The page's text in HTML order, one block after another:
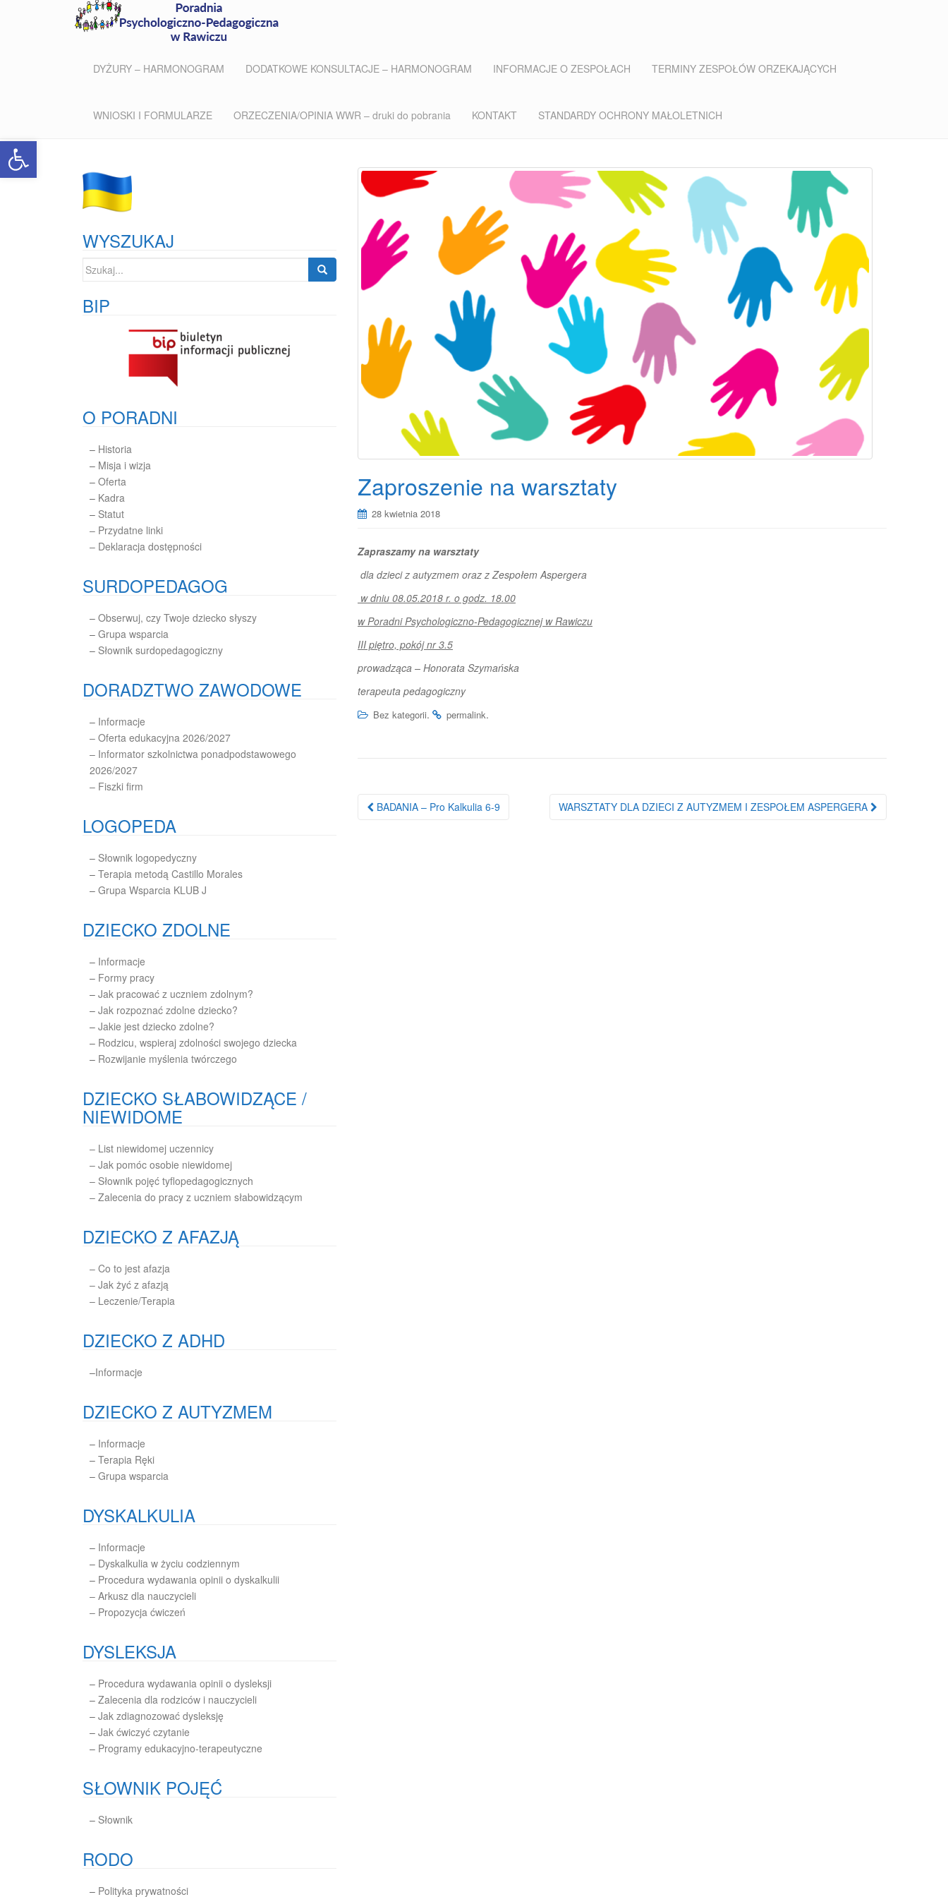
Open toolbar
DYŻURY – HARMONOGRAM DODATKOWE KONSULTACJE – HARMONOGRAM INFORMACJE O ZESPOŁACH TERMINY ZESPOŁÓW ORZEKAJĄCYCH
WNIOSKI I FORMULARZE ORZECZENIA/OPINIA WWR – druki do pobrania KONTAKT STANDARDY OCHRONY MAŁOLETNICH
Zaproszenie na warsztaty
28 kwietnia 2018
Zapraszamy na warsztaty
dla dzieci z autyzmem oraz z Zespołem Aspergera
w dniu 08.05.2018 r. o godz. 18.00
w Poradni Psychologiczno-Pedagogicznej w Rawiczu
III piętro, pokój nr 3.5
prowadząca – Honorata Szymańska
terapeuta pedagogiczny
Bez kategorii. permalink.
Nawigacja
BADANIA – Pro Kalkulia 6-9 WARSZTATY DLA DZIECI Z AUTYZMEM I ZESPOŁEM ASPERGERA
WYSZUKAJ
Szukaj:
BIP
O PORADNI
– Historia
– Misja i wizja
– Oferta
– Kadra
– Statut
– Przydatne linki
– Deklaracja dostępności
SURDOPEDAGOG
– Obserwuj, czy Twoje dziecko słyszy
– Grupa wsparcia
– Słownik surdopedagogiczny
DORADZTWO ZAWODOWE
– Informacje
– Oferta edukacyjna 2026/2027
– Informator szkolnictwa ponadpodstawowego
2026/2027
– Fiszki firm
LOGOPEDA
– Słownik logopedyczny
– Terapia metodą Castillo Morales
– Grupa Wsparcia KLUB J
DZIECKO ZDOLNE
– Informacje
– Formy pracy
– Jak pracować z uczniem zdolnym?
– Jak rozpoznać zdolne dziecko?
– Jakie jest dziecko zdolne?
– Rodzicu, wspieraj zdolności swojego dziecka
– Rozwijanie myślenia twórczego
DZIECKO SŁABOWIDZĄCE /
NIEWIDOME
– List niewidomej uczennicy
– Jak pomóc osobie niewidomej
– Słownik pojęć tyflopedagogicznych
– Zalecenia do pracy z uczniem słabowidzącym
DZIECKO Z AFAZJĄ
– Co to jest afazja
– Jak żyć z afazją
– Leczenie/Terapia
DZIECKO Z ADHD
–Informacje
DZIECKO Z AUTYZMEM
– Informacje
– Terapia Ręki
– Grupa wsparcia
DYSKALKULIA
– Informacje
– Dyskalkulia w życiu codziennym
– Procedura wydawania opinii o dyskalkulii
– Arkusz dla nauczycieli
– Propozycja ćwiczeń
DYSLEKSJA
– Procedura wydawania opinii o dysleksji
– Zalecenia dla rodziców i nauczycieli
– Jak zdiagnozować dysleksję
– Jak ćwiczyć czytanie
– Programy edukacyjno-terapeutyczne
SŁOWNIK POJĘĆ
– Słownik
RODO
– Polityka prywatności